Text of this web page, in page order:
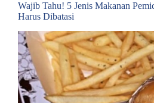
Wajib Tahu! 5 Jenis Makanan
Harus Dibatasi